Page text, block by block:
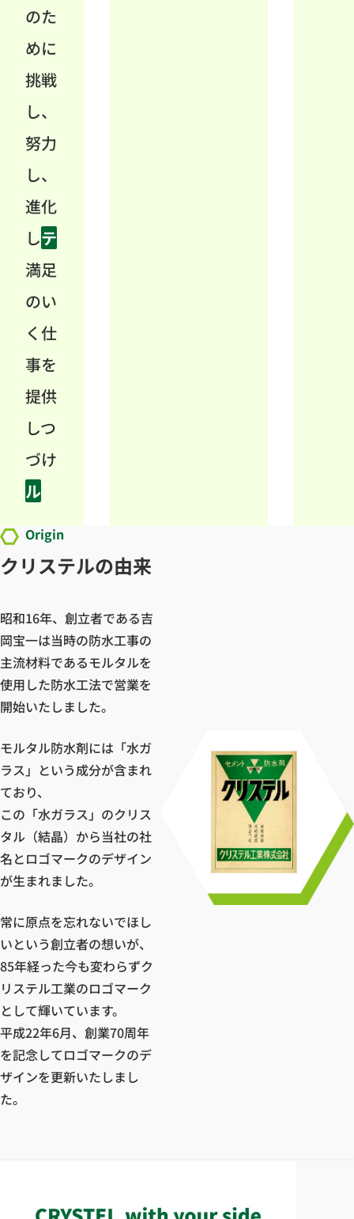
のた
めに
挑戦
し、
努力
し、
進化
しテ
満足
のい
く仕
事を
提供
しつ
づけ
ル
Origin
クリステルの由来
昭和16年、創立者である吉
岡宝一は当時の防水工事の
主流材料であるモルタルを
使用した防水工法で営業を
開始いたしました。
モルタル防水剤には「水ガ
ラス」という成分が含まれ
ており、
この「水ガラス」のクリス
タル（結晶）から当社の社
名とロゴマークのデザイン
が生まれました。
常に原点を忘れないでほし
いという創立者の想いが、
85年経った今も変わらずク
リステル工業のロゴマーク
として輝いています。
平成22年6月、創業70周年
を記念してロゴマークのデ
ザインを更新いたしまし
た。